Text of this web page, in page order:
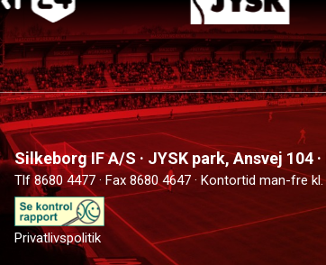
Silkeborg IF A/S · JYSK park, Ansvej 104
Tlf 8680 4477 · Fax 8680 4647 · Kontortid man-fre
Privatlivspolitik